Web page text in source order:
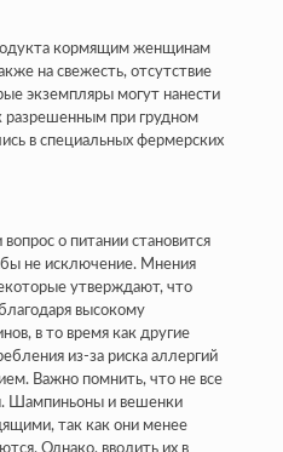
кормящим женщинам
на свежесть, отсутствие
экземпляры могут нанести
разрешенным при грудном
в специальных фермерских
о питании становится
не исключение. Мнения
утверждают, что
высокому
в то время как другие
из-за риска аллергий
Важно помнить, что не все
Шампиньоны и вешенки
так как они менее
Однако, вводить их в